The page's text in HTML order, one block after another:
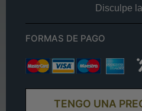
Disculpe
FORMAS DE PAGO
TENGO UNA